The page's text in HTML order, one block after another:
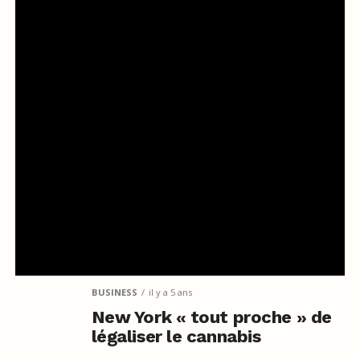
BUSINESS il y a 5 ans
New York « tout proche » de
légaliser le cannabis